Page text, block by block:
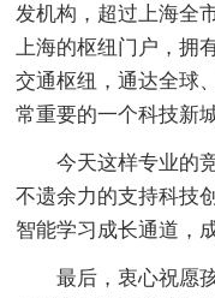
发机构，超过上海全
上海的枢纽门户，
交通枢纽，通达全球
常重要的一个科技新城
今天这样专业的竞
不遗余力的支持科技
智能学习成长通道，
最后，衷心祝愿孩